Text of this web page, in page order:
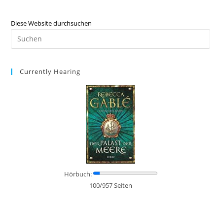
Diese Website durchsuchen
Currently Hearing
Hörbuch:
100/957 Seiten